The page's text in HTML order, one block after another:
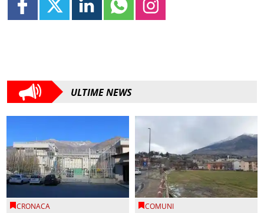
ULTIME NEWS
CRONACA COMUNI